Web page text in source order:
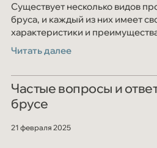
Существует несколько видов
бруса, и каждый из них имеет
характеристики и
профиля позволит
процесс и достичь желаемых
Читать далее
Частые вопросы и
брусе
21 февраля 2025